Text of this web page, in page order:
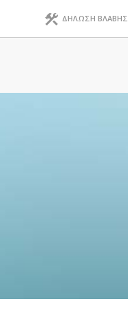
ΔΗΛΩΣΗ ΒΛΑΒΗΣ